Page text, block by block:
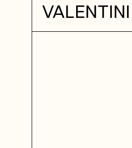
Informazioni
Sezione di Bassano del